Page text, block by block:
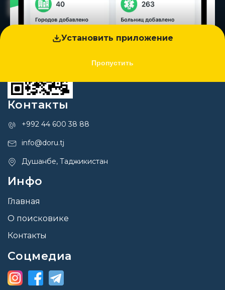
Установить приложение
Пропустить
Контакты
+992 44 600 38 88
info@doru.tj
Душанбе, Таджикистан
Инфо
Главная
О поисковике
Контакты
Соцмедиа